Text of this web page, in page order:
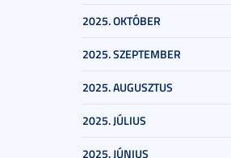
2025. OKTÓBER
2025. SZEPTEMBER
2025. AUGUSZTUS
2025. JÚLIUS
2025. JÚNIUS